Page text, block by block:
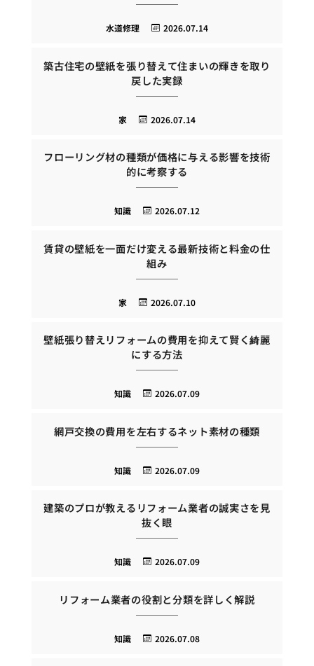
2026.07.14
水道修理
築古住宅の壁紙を張り替えて住まいの輝きを取り
戻した実録
2026.07.14
家
フローリング材の種類が価格に与える影響を技術
的に考察する
2026.07.12
知識
賃貸の壁紙を一面だけ変える最新技術と料金の仕
組み
2026.07.10
家
壁紙張り替えリフォームの費用を抑えて賢く綺麗
にする方法
2026.07.09
知識
網戸交換の費用を左右するネット素材の種類
2026.07.09
知識
建築のプロが教えるリフォーム業者の誠実さを見
抜く眼
2026.07.09
知識
リフォーム業者の役割と分類を詳しく解説
2026.07.08
知識